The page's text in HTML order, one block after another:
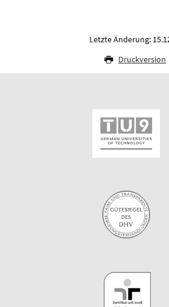
Letzte Änderung:
Druckversion